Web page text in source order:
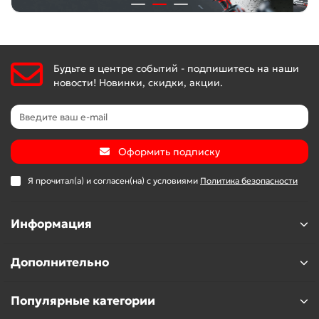
Будьте в центре событий - подпишитесь на наши
новости! Новинки, скидки, акции.
Оформить подписку
Я прочитал(а) и согласен(на) с условиями Политика безопасности
Информация
Дополнительно
Популярные категории